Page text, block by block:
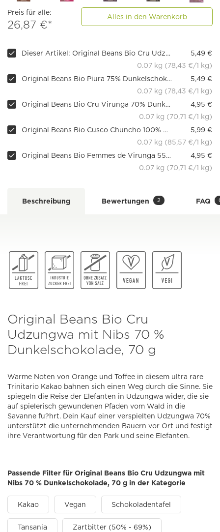
Preis für alle:
26,87 €*
Alles in den Warenkorb
Dieser Artikel: Original Beans Bio Cru Udzungwa mit Nibs 70 % Dunkelschokolade, 70 g
5,49 €
0.07 kg (78,43 €/1 kg)
Original Beans Bio Piura 75% Dunkelschokolade, 70 g
5,49 €
0.07 kg (78,43 €/1 kg)
Original Beans Bio Cru Virunga 70% Dunkelschokolade
4,95 €
0.07 kg (70,71 €/1 kg)
Original Beans Bio Cusco Chuncho 100% Dunkelschokolade ohne Zucker, 70 g
5,99 €
0.07 kg (85,57 €/1 kg)
Original Beans Bio Femmes de Virunga 55% Milchschokolade
4,95 €
0.07 kg (70,71 €/1 kg)
Beschreibung Bewertungen 2 FAQ
Original Beans Bio Cru
Udzungwa mit Nibs 70 %
Dunkelschokolade, 70 g
Warme Noten von Orange und Toffee in diesem ultra rare
Trinitario Kakao bahnen sich einen Weg durch die Sinne. Sie
spiegeln die Reise der Elefanten in Udzungwa wider, die sie
auf spielerisch gewundenen Pfaden vom Wald in die
Savanne fu?hrt. Dein Kauf einer verspielten Udzungwa 70%
unterstützt die unternehmenden Bauern vor Ort und festigt
ihre Verantwortung für den Park und seine Elefanten.
Passende Filter für Original Beans Bio Cru Udzungwa mit
Nibs 70 % Dunkelschokolade, 70 g in der Kategorie
Kakao Vegan Schokoladentafel
Tansania Zartbitter (50% - 69%)